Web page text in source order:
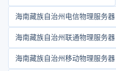
海南藏族自治州电信物理服务器
海南藏族自治州联通物理服务器
海南藏族自治州移动物理服务器